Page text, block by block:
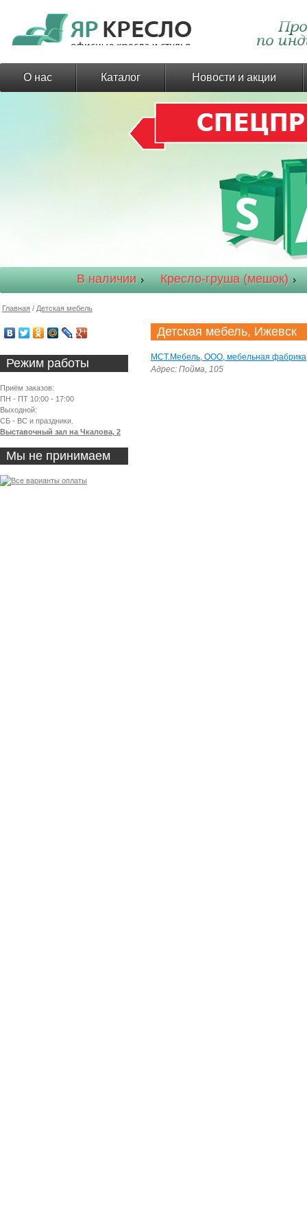
О нас Каталог Новости и акции
В наличии Кресло-груша (мешок)
Главная / Детская мебель
Детская мебель, Ижевск
МСТ.Мебель, ООО, мебельная фабрика
Адрес: Пойма, 105
Режим работы
Приём заказов:
ПН - ПТ 10:00 - 17:00
Выходной:
СБ - ВС и праздники.
Выставочный зал на Чкалова, 2
Мы не принимаем